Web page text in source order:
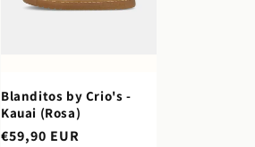
Blanditos by Crio's -
Kauai (Rosa)
Preço
€59,90 EUR